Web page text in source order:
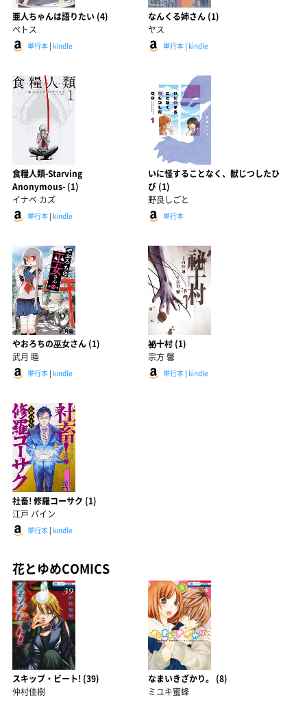
亜人ちゃんは語りたい (4)
ペトス
単行本 | kindle
なんくる姉さん (1)
ヤス
単行本| kindle
食糧人類-Starving
Anonymous- (1)
イナベ カズ
単行本 | kindle
いに怪することなく、獣じつしたひ
び (1)
野良しごと
単行本
やおろちの巫女さん (1)
武月 睦
単行本 | kindle
祕十村 (1)
宗方 馨
単行本| kindle
社畜! 修羅コーサク (1)
江戸 パイン
単行本 | kindle
花とゆめCOMICS
スキップ・ビート! (39)
仲村佳樹
なまいきざかり。 (8)
ミユキ蜜蜂